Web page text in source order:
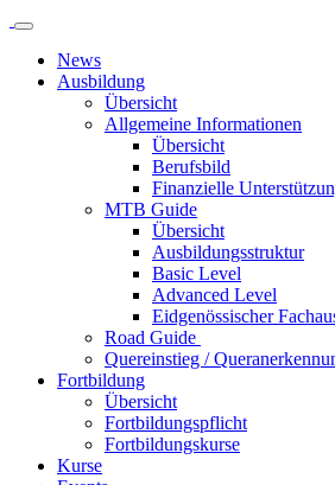
News
Ausbildung
Übersicht
Allgemeine Informationen
Übersicht
Berufsbild
Finanzielle
MTB Guide
Übersicht
Ausbildungsstruktur
Basic Level
Advanced Level
Eidgenössischer
Road Guide
Quereinstieg /
Fortbildung
Übersicht
Fortbildungspflicht
Fortbildungskurse
Kurse